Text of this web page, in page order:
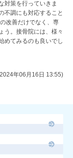
対策を行っていきま
不調にも対応すること
改善だけでなく、専
う。接骨院には、様々
めてみるのも良いでし
年06月16日 13:55)